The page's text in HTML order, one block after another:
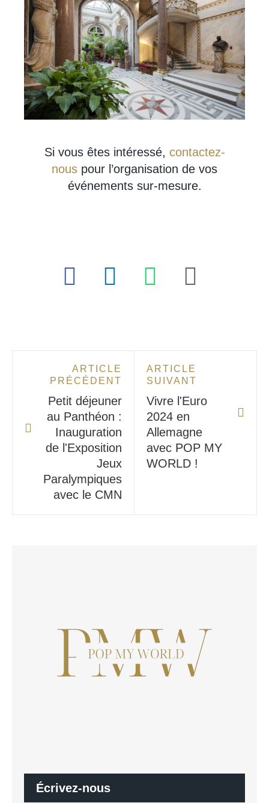
Si vous êtes intéressé, contactez-
nous pour l’organisation de vos
événements sur-mesure.
ARTICLE
PRÉCÉDENT
Petit déjeuner
au Panthéon :
Inauguration
de l'Exposition
Jeux
Paralympiques
avec le CMN
ARTICLE
SUIVANT
Vivre l'Euro
2024 en
Allemagne
avec POP MY
WORLD !
Écrivez-nous